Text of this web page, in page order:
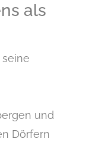
als
und
Dörfern